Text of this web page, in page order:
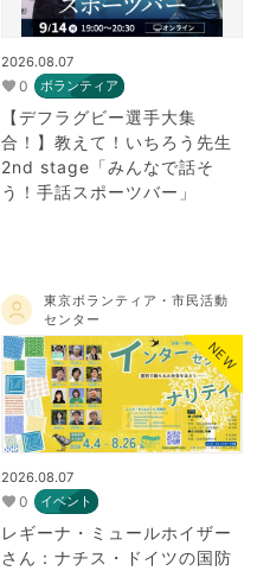
2026.08.07
0 ボランティア
【デフラグビー選手大集
合！】教えて！いちろう先生
2nd stage「みんなで話そ
う！手話スポーツバー」
東京ボランティア・市民活動
センター
NEW
2026.08.07
0 イベント
レギーナ・ミュールホイザー
さん：ナチス・ドイツの国防